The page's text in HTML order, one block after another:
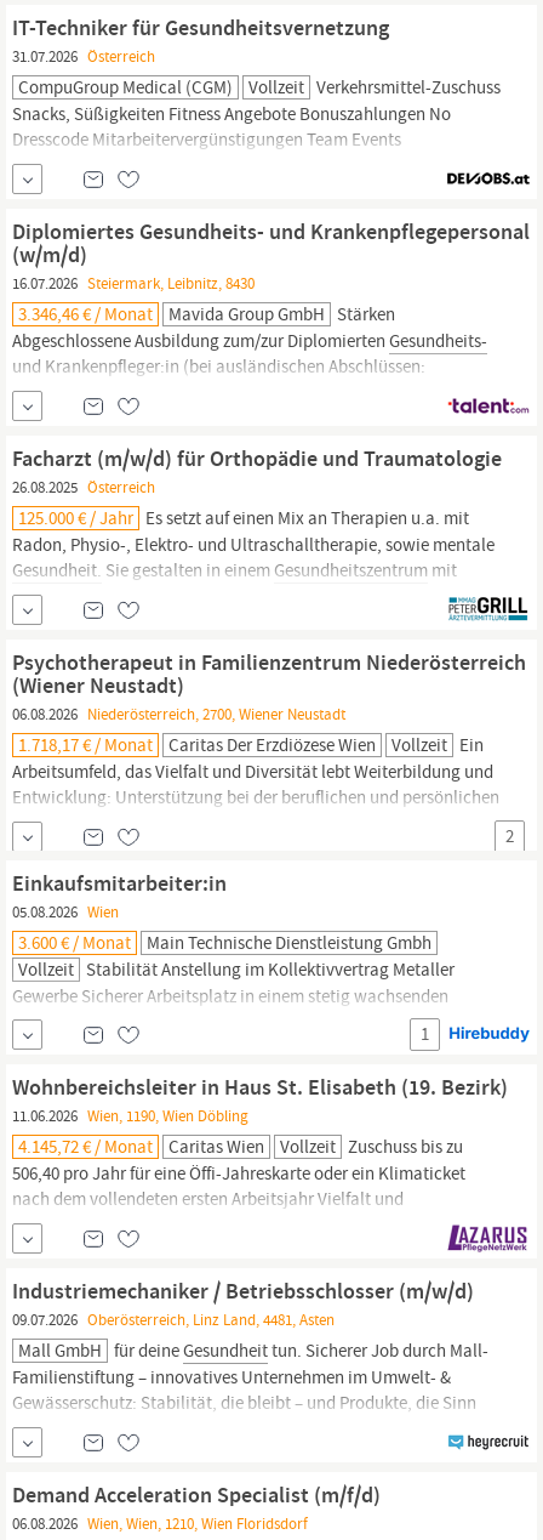
Leistungsangeboten) Ihre Aufgaben: sämtliche Tätigkeiten, die im
Gesundheits-und...
IT-Techniker für Gesundheitsvernetzung
31.07.2026 Österreich
CompuGroup Medical (CGM) Vollzeit Verkehrsmittel-Zuschuss
Snacks, Süßigkeiten Fitness Angebote Bonuszahlungen No
Dresscode Mitarbeitervergünstigungen Team Events
Gesundheitsförderung
willkommen Psychische
Flexible Arbeitszeiten
Diplomiertes Gesundheits- und Krankenpflegepersonal
(w/m/d)
16.07.2026 Steiermark, Leibnitz, 8430
3.346,46 € / Monat Mavida Group GmbH Stärken
Abgeschlossene Ausbildung zum/zur Diplomierten Gesundheits-
und Krankenpfleger:in (bei ausländischen Abschlüssen:
Nostrifikation erforderlich) Eintragung im
Gesundheitsberuferegister
Pflegedokumentationssystemen von Vorteil Sehr gute
Deutschkenntnisse in Wort und Schrift (mind. B2)
Facharzt (m/w/d) für Orthopädie und Traumatologie
26.08.2025 Österreich
125.000 € / Jahr Es setzt auf einen Mix an Therapien u.a. mit
Radon, Physio-, Elektro- und Ultraschalltherapie, sowie mentale
Gesundheit. Sie gestalten in einem Gesundheitszentrum mit
gehobenem Hotelbetrieb im direkten Kontakt mit den zu
behandelnden Personen die therapeutischen Maßnahmen und
Psychotherapeut in Familienzentrum Niederösterreich
(Wiener Neustadt)
06.08.2026 Niederösterreich, 2700, Wiener Neustadt
1.718,17 € / Monat Caritas Der Erzdiözese Wien Vollzeit Ein
Arbeitsumfeld, das Vielfalt und Diversität lebt Weiterbildung und
Entwicklung: Unterstützung bei der beruflichen und persönlichen
Weiterentwicklung
Gesundheitsfördernde
private und berufliche Herausforderungen Vergünstigungen und
Gutscheine: Ermäßigungen in Shops,...
2
Einkaufsmitarbeiter:in
05.08.2026 Wien
3.600 € / Monat
Main Technische Dienstleistung Gmbh
Vollzeit Stabilität Anstellung im Kollektivvertrag Metaller
Gewerbe Sicherer Arbeitsplatz in einem stetig wachsenden
Privatunternehmen Langfristige Perspektive in einem technisch
anspruchsvollen Umfeld Programm für Sicherheit undGesundheit
Gesundheit& Vorsorge ❤️Gesundheitsvorsorgezu attraktiven...
1
Wohnbereichsleiter in Haus St. Elisabeth (19. Bezirk)
11.06.2026 Wien, 1190, Wien Döbling
4.145,72 € / Monat Caritas Wien Vollzeit Zuschuss bis zu
506,40 pro Jahr für eine Öffi-Jahreskarte oder ein Klimaticket
nach dem vollendeten ersten Arbeitsjahr Vielfalt und
Wertschätzung: Ein Arbeitsumfeld, das Vielfalt und Diversität lebt.
Weiterbildung und Entwicklung: Unterstützung bei der
beruflichen und persönlichen Weiterentwicklung.
Gesundheit
Unterstützung:Gesundheitsfördernde
Industriemechaniker / Betriebsschlosser (m/w/d)
09.07.2026 Oberösterreich, Linz Land, 4481, Asten
Mall GmbH für deineGesundheittun. Sicherer Job durch Mall-
Familienstiftung – innovatives Unternehmen im Umwelt- &
Gewässerschutz: Stabilität, die bleibt – und Produkte, die Sinn
machen und Zukunft haben. Deine Aufgaben Anlagen
kontrollieren & Auffälligkeiten erkennen Dein Arbeitstag kann mit
einem Rundgang durch die Produktion starten.
Demand Acceleration Specialist (m/f/d)
06.08.2026 Wien, Wien, 1210, Wien Floridsdorf